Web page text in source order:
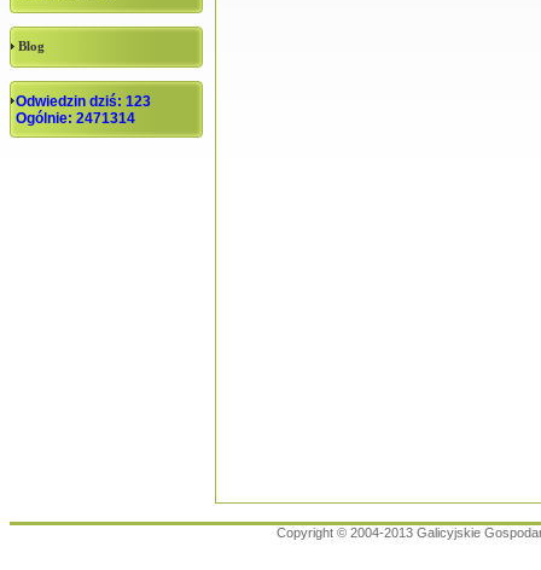
Blog
Odwiedzin dziś: 123
Ogólnie: 2471314
Copyright © 2004-2013 Galicyjskie